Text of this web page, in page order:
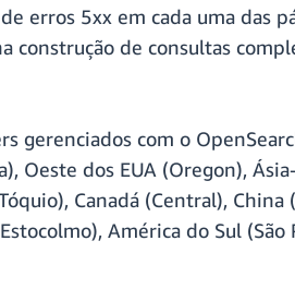
erros 5xx em cada uma das
construção de consultas
gerenciados com o
Oeste dos EUA (Oregon),
Canadá (Central),
América do Sul (São